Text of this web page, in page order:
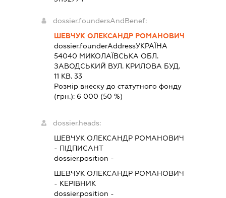
dossier.foundersAndBenef:
ШЕВЧУК ОЛЕКСАНДР РОМАНОВИЧ
dossier.founderAddressУКРАЇНА
54040 МИКОЛАЇВСЬКА ОБЛ.
ЗАВОДСЬКИЙ ВУЛ. КРИЛОВА БУД.
11 КВ. 33
Розмір внеску до статутного фонду
(грн.): 6 000 (50 %)
dossier.heads:
ШЕВЧУК ОЛЕКСАНДР РОМАНОВИЧ
- ПІДПИСАНТ
dossier.position -
ШЕВЧУК ОЛЕКСАНДР РОМАНОВИЧ
- КЕРІВНИК
dossier.position -